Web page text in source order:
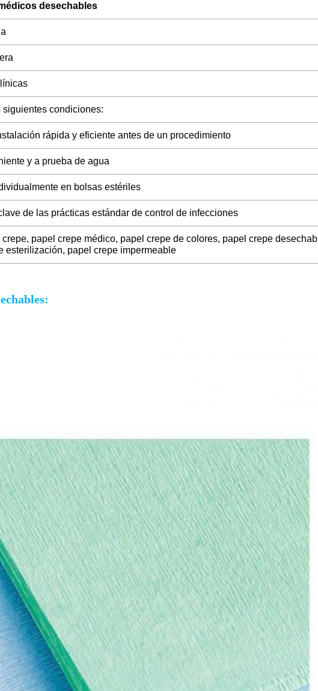
desechables
siguientes condiciones:
rápida y eficiente antes de un procedimiento
y a prueba de agua
en bolsas estériles
de las prácticas estándar de control de infecciones
papel crepe médico, papel crepe de colores, papel crepe
esterilización, papel crepe impermeable